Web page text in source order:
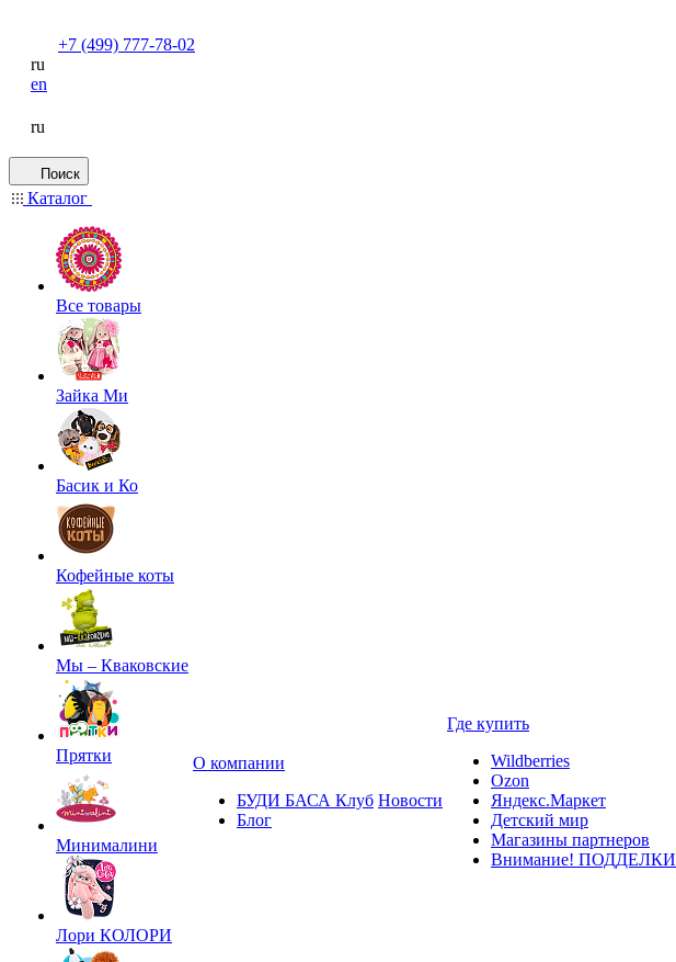
+7 (499) 777-78-02
ru
en
ru
Поиск
Каталог
Все товары
Зайка Ми
Басик и Ко
Кофейные коты
Мы – Кваковские
Прятки
Минималини
Лори КОЛОРИ
О компании
БУДИ БАСА Клуб
Блог
Новости
Где купить
Wildberries
Ozon
Яндекс.Маркет
Детский мир
Магазины партнеров
Внимание! ПОДДЕЛКИ